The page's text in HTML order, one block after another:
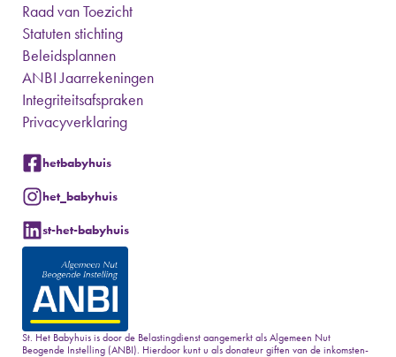
Raad van Toezicht
Statuten stichting
Beleidsplannen
ANBI Jaarrekeningen
Integriteitsafspraken
Privacyverklaring
hetbabyhuis
het_babyhuis
st-het-babyhuis
St. Het Babyhuis is door de Belastingdienst aangemerkt als Algemeen Nut
Beogende Instelling (ANBI). Hierdoor kunt u als donateur giften van de inkomsten-